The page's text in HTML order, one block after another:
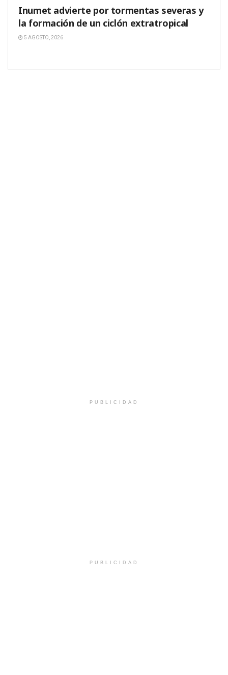
Inumet advierte por tormentas severas y
la formación de un ciclón extratropical
5 AGOSTO, 2026
PUBLICIDAD
PUBLICIDAD